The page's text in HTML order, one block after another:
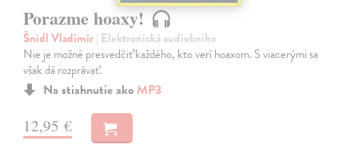
Porazme hoaxy!
Šnídl Vladimír| Elektronická audiokniha
Nie je možné presvedčiť každého, kto verí hoaxom. S viacerými sa
však dá rozprávať.
Na stiahnutie ako MP3
12,95 €